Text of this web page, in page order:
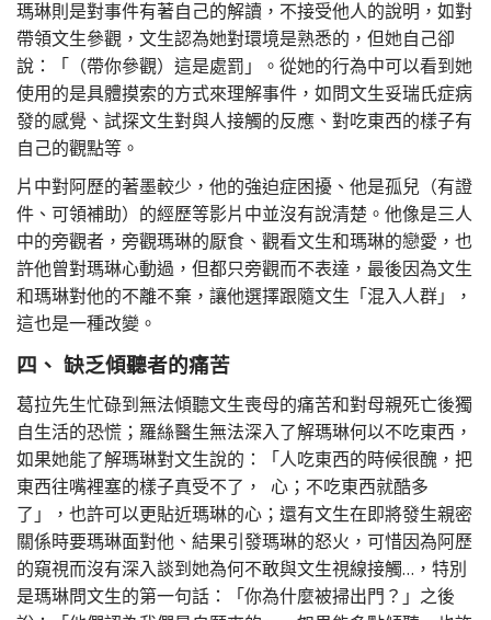
瑪琳則是對事件有著自己的解讀，不接受他人的說明，如對
帶領文生參觀，文生認為她對環境是熟悉的，但她自己卻
說：「（帶你參觀）這是處罰」。從她的行為中可以看到她
使用的是具體摸索的方式來理解事件，如問文生妥瑞氏症病
發的感覺、試探文生對與人接觸的反應、對吃東西的樣子有
自己的觀點等。
片中對阿歷的著墨較少，他的強迫症困擾、他是孤兒（有證
件、可領補助）的經歷等影片中並沒有說清楚。他像是三人
中的旁觀者，旁觀瑪琳的厭食、觀看文生和瑪琳的戀愛，也
許他曾對瑪琳心動過，但都只旁觀而不表達，最後因為文生
和瑪琳對他的不離不棄，讓他選擇跟隨文生「混入人群」，
這也是一種改變。
四、 缺乏傾聽者的痛苦
葛拉先生忙碌到無法傾聽文生喪母的痛苦和對母親死亡後獨
自生活的恐慌；羅絲醫生無法深入了解瑪琳何以不吃東西，
如果她能了解瑪琳對文生說的：「人吃東西的時候很醜，把
東西往嘴裡塞的樣子真受不了， 心；不吃東西就酷多
了」，也許可以更貼近瑪琳的心；還有文生在即將發生親密
關係時要瑪琳面對他、結果引發瑪琳的怒火，可惜因為阿歷
的窺視而沒有深入談到她為何不敢與文生視線接觸…，特別
是瑪琳問文生的第一句話：「你為什麼被掃出門？」之後